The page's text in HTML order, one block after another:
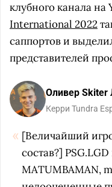
клубного канала
International 2022
саппортов и
представителей
Оливер Skiter
Керри Tundra
[Величайший
состав?]
MATUMBAMAN,